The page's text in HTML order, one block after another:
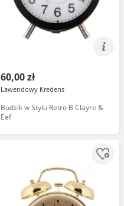
60,00 zł
Lawendowy Kredens
Budzik w Stylu Retro B Clayre &
Eef